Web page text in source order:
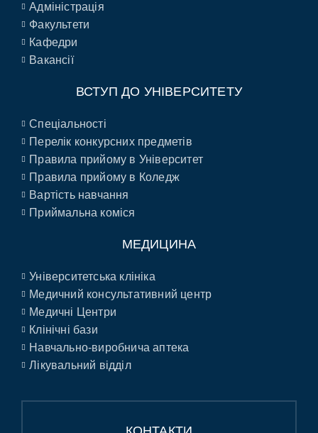
Адміністрація
Факультети
Кафедри
Вакансії
ВСТУП ДО УНІВЕРСИТЕТУ
Спеціальності
Перелік конкурсних предметів
Правила прийому в Університет
Правила прийому в Коледж
Вартість навчання
Приймальна коміся
МЕДИЦИНА
Університетська клініка
Медичний консультативний центр
Медичні Центри
Клінічні бази
Навчально-виробнича аптека
Лікувальний відділ